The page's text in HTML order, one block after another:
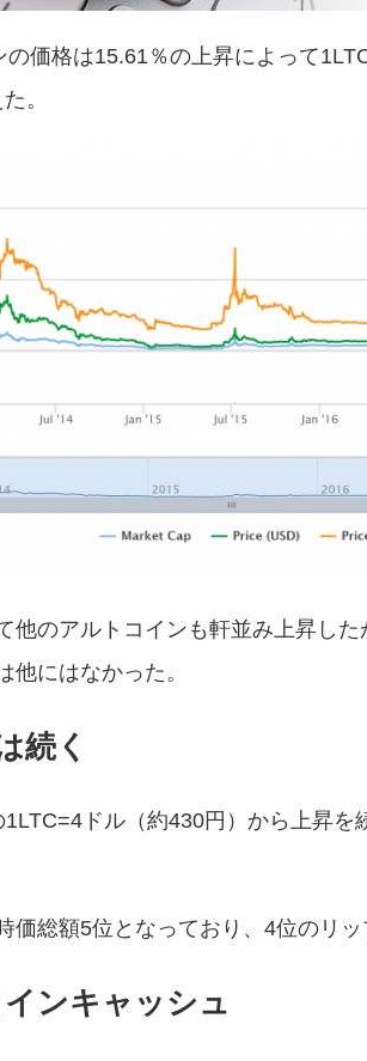
価格は15.61％の上昇によって
。
他のアルトコインも軒並み上昇し
他にはなかった。
続く
ドル（約430円）から上昇
価総額5位となっており、4位のリッ
ンキャッシュ